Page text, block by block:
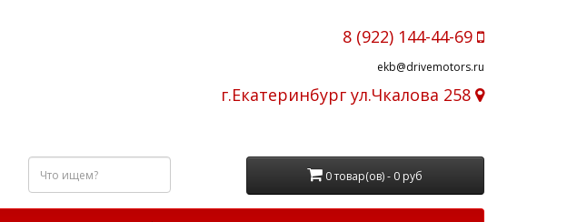
8 (922) 144-44-69
ekb@drivemotors.ru
г.Екатеринбург ул.Чкалова 258
Что
ищем?
0 товар(ов) - 0 руб